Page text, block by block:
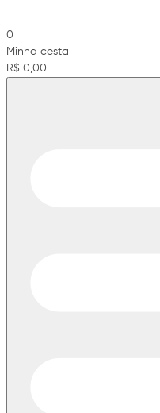
0
Minha cesta
R$ 0,00